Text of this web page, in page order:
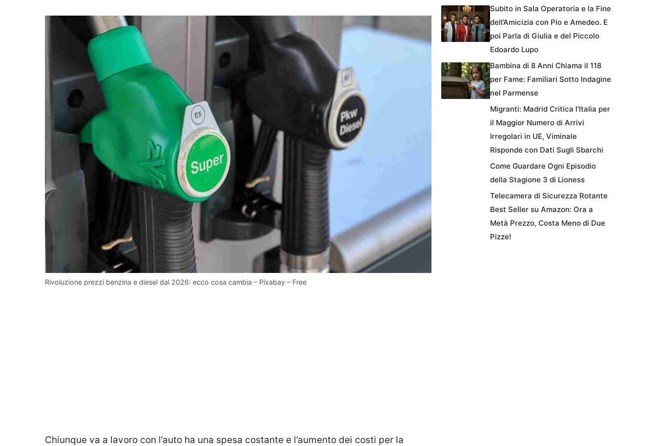
Rivoluzione prezzi benzina e diesel dal 2026: ecco cosa cambia – Pixabay – Free
Chiunque va a lavoro con l’auto ha una spesa costante e l’aumento dei costi per la
Subito in Sala Operatoria e la Fine
dell’Amicizia con Pio e Amedeo. E
poi Parla di Giulia e del Piccolo
Edoardo Lupo
Bambina di 8 Anni Chiama il 118
per Fame: Familiari Sotto Indagine
nel Parmense
Migranti: Madrid Critica l’Italia per
il Maggior Numero di Arrivi
Irregolari in UE, Viminale
Risponde con Dati Sugli Sbarchi
Come Guardare Ogni Episodio
della Stagione 3 di Lioness
Telecamera di Sicurezza Rotante
Best Seller su Amazon: Ora a
Metà Prezzo, Costa Meno di Due
Pizze!